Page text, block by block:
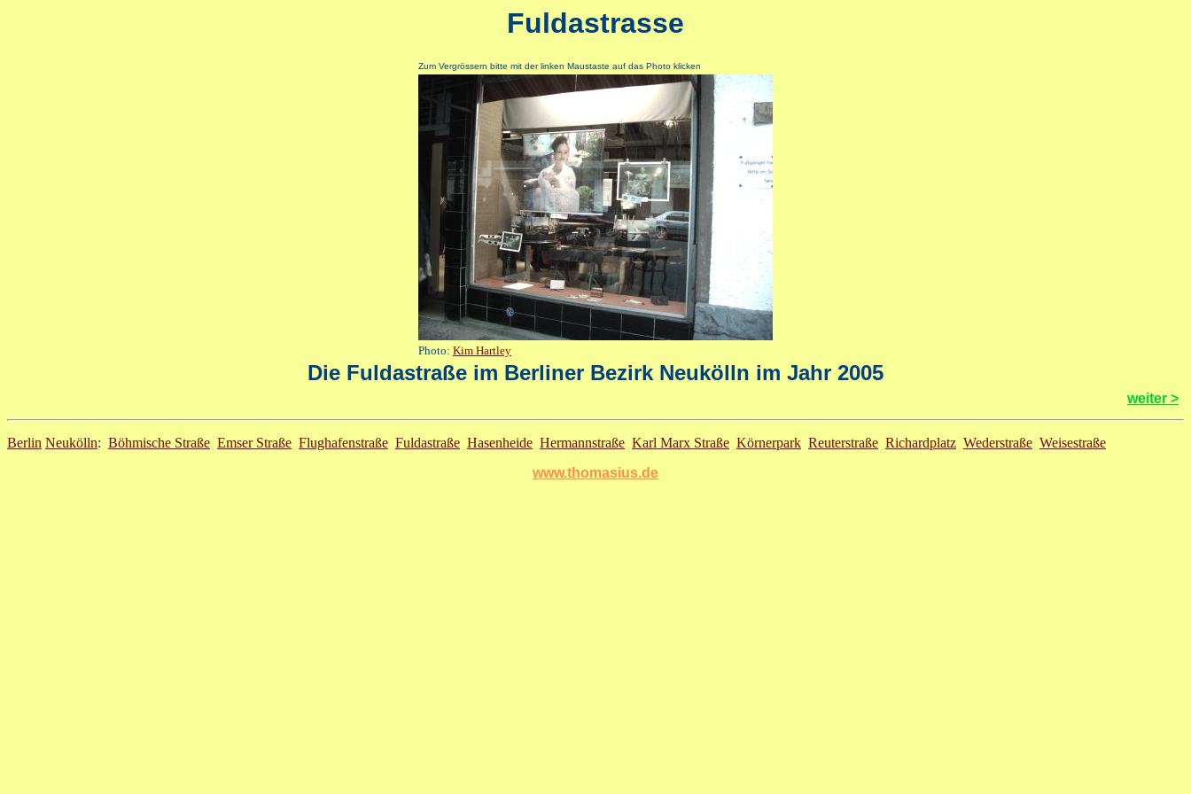
Fuldastrasse
Zum Vergrössern bitte mit der linken Maustaste auf das Photo klicken
Photo: Kim Hartley
Die Fuldastraße im Berliner Bezirk Neukölln im Jahr 2005
weiter >
Berlin Neukölln: Böhmische Straße Emser Straße Flughafenstraße Fuldastraße Hasenheide Hermannstraße Karl Marx Straße Körnerpark Reuterstraße Richardplatz Wederstraße Weisestraße
www.thomasius.de